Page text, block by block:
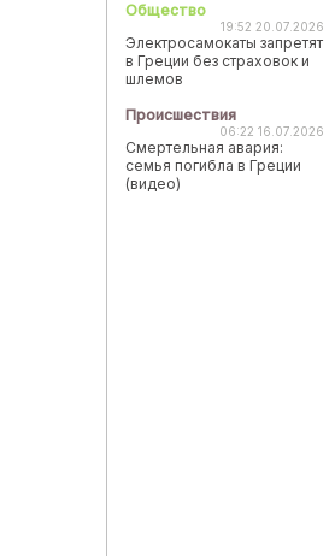
Общество
19:52 20.07.2026
Электросамокаты запретят
в Греции без страховок и
шлемов
Происшествия
06:22 16.07.2026
Смертельная авария:
семья погибла в Греции
(видео)